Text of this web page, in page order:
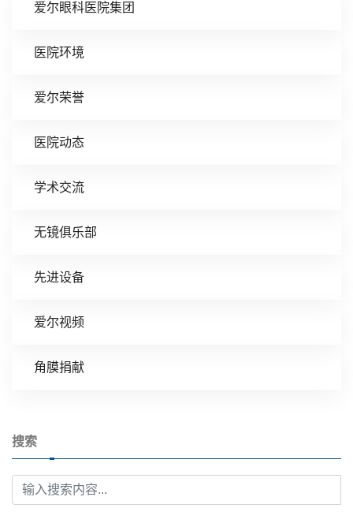
爱尔眼科医院集团
医院环境
爱尔荣誉
医院动态
学术交流
无镜俱乐部
先进设备
爱尔视频
角膜捐献
搜索